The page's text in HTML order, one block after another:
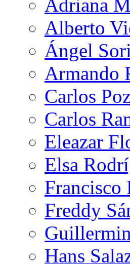
Adriana
Alberto
Ángel
Armando
Carlos
Carlos
Eleazar
Elsa
Francisco
Freddy
Hans